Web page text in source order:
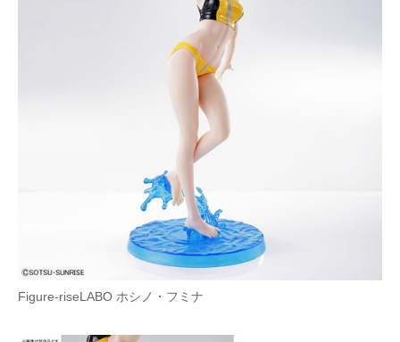
ITエンジニア向け専門サイト
モノづくり技術者専門サイト
エレクトロニクス専門サイト
電子設計の基本と応用
Figure-riseLABO ホシノ・フミナ